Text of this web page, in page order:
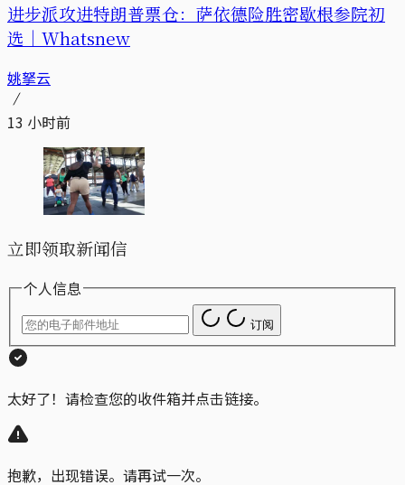
进步派攻进特朗普票仓：萨依德险胜密歇根参院初
选｜Whatsnew
姚拏云
13 小时前
立即领取新闻信
个人信息
订阅
太好了！请检查您的收件箱并点击链接。
抱歉，出现错误。请再试一次。